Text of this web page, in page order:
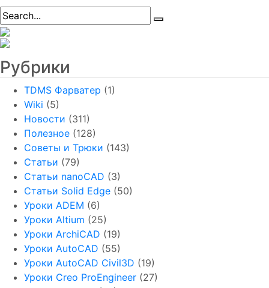
Рубрики
TDMS Фарватер (1)
Wiki (5)
Новости (311)
Полезное (128)
Советы и Трюки (143)
Статьи (79)
Статьи nanoCAD (3)
Статьи Solid Edge (50)
Уроки ADEM (6)
Уроки Altium (25)
Уроки ArchiCAD (19)
Уроки AutoCAD (55)
Уроки AutoCAD Civil3D (19)
Уроки Creo ProEngineer (27)